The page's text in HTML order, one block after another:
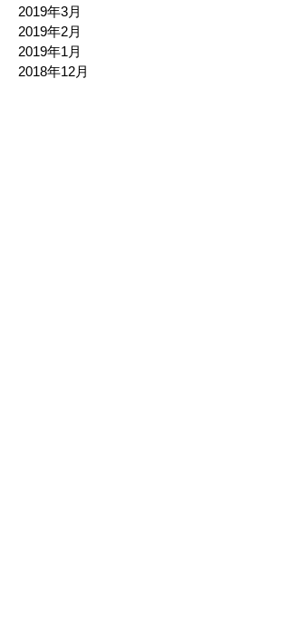
2019年3月
2019年2月
2019年1月
2018年12月